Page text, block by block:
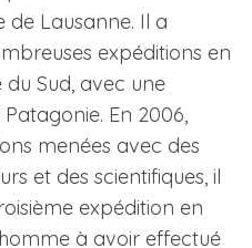
de Lausanne. Il a
expéditions en
Sud, avec une
En 2006,
menées avec des
et des scientifiques, il
expédition en
à avoir effectué